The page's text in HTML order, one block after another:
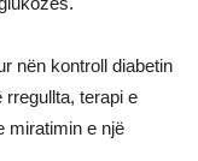
nën kontroll diabetin
rregullta, terapi e
miratimin e një